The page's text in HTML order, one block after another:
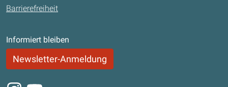
Barrierefreiheit
Informiert bleiben
Newsletter-Anmeldung